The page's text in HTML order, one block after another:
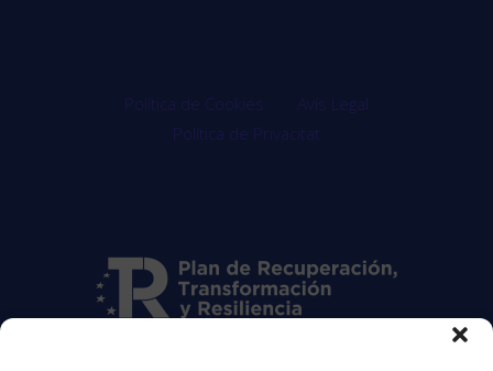
Política de Cookies
Avís Legal
Política de Privacitat